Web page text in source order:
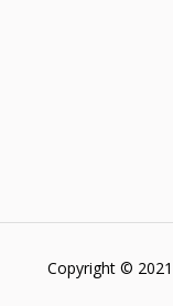
Copyright ©